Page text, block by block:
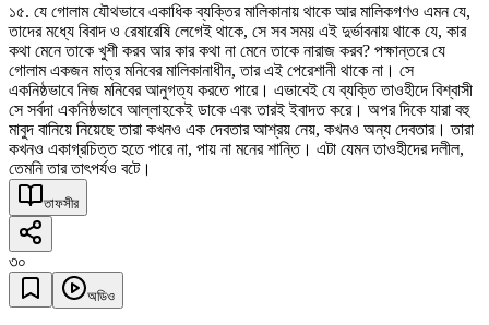
১৫. যে গোলাম যৌথভাবে একাধিক ব্যক্তির মালিকানায় থাকে আর মালিকগণও এমন যে,
তাদের মধ্যে বিবাদ ও রেষারেষি লেগেই থাকে, সে সব সময় এই দুর্ভাবনায় থাকে যে, কার
কথা মেনে তাকে খুশী করব আর কার কথা না মেনে তাকে নারাজ করব? পক্ষান্তরে যে
গোলাম একজন মাত্র মনিবের মালিকানাধীন, তার এই পেরেশানী থাকে না। সে
একনিষ্ঠভাবে নিজ মনিবের আনুগত্য করতে পারে। এভাবেই যে ব্যক্তি তাওহীদে বিশ্বাসী
সে সর্বদা একনিষ্ঠভাবে আল্লাহকেই ডাকে এবং তারই ইবাদত করে। অপর দিকে যারা বহু
মাবুদ বানিয়ে নিয়েছে তারা কখনও এক দেবতার আশ্রয় নেয়, কখনও অন্য দেবতার। তারা
কখনও একাগ্রচিত্ত হতে পারে না, পায় না মনের শান্তি। এটা যেমন তাওহীদের দলীল,
তেমনি তার তাৎপর্যও বটে।
তাফসীর
৩০
অডিও